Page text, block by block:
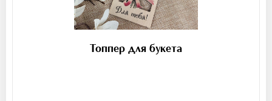
Топпер для букета